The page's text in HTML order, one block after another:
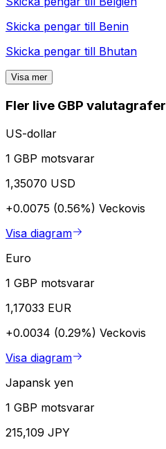
Skicka pengar till Benin
Skicka pengar till Bhutan
Visa mer
Fler live GBP valutagrafer
US-dollar
1 GBP motsvarar
1,35070 USD
+0.0075 (0.56%) Veckovis
Visa diagram
Euro
1 GBP motsvarar
1,17033 EUR
+0.0034 (0.29%) Veckovis
Visa diagram
Japansk yen
1 GBP motsvarar
215,109 JPY